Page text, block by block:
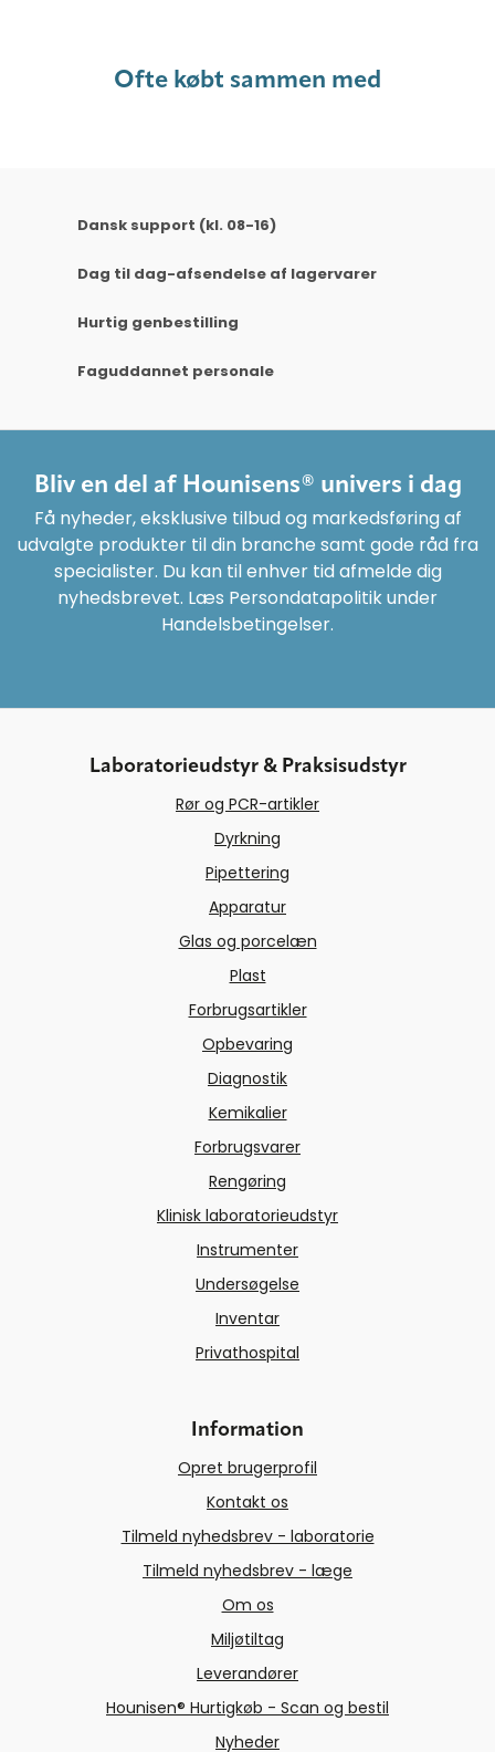
Ofte købt sammen med
Dansk support (kl. 08-16)
Dag til dag-afsendelse af lagervarer
Hurtig genbestilling
Faguddannet personale
Bliv en del af Hounisens® univers i dag
Få nyheder, eksklusive tilbud og markedsføring af
udvalgte produkter til din branche samt gode råd fra
specialister. Du kan til enhver tid afmelde dig
nyhedsbrevet. Læs Persondatapolitik under
Handelsbetingelser.
Laboratorieudstyr & Praksisudstyr
Rør og PCR-artikler
Dyrkning
Pipettering
Apparatur
Glas og porcelæn
Plast
Forbrugsartikler
Opbevaring
Diagnostik
Kemikalier
Forbrugsvarer
Rengøring
Klinisk laboratorieudstyr
Instrumenter
Undersøgelse
Inventar
Privathospital
Information
Opret brugerprofil
Kontakt os
Tilmeld nyhedsbrev - laboratorie
Tilmeld nyhedsbrev - læge
Om os
Miljøtiltag
Leverandører
Hounisen® Hurtigkøb - Scan og bestil
Nyheder